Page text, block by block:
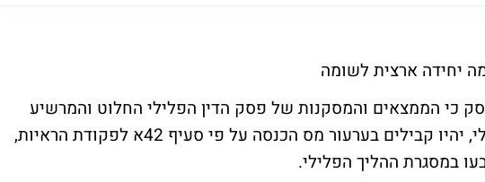
יחידה ארצית לשומה
כי הממצאים והמסקנות של פסק הדין הפלילי החלוט והמרשיע
שניתן נגד המערערים בתיק הפלילי, יהיו קבילים בערעור מס הכנסה על פי סעיף 42א לפקודת הראיות,
במסגרת ההליך הפלילי.